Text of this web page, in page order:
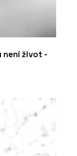
není život -